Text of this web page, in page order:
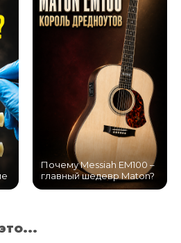
Почему Messiah EM100 –
главный шедевр Maton?